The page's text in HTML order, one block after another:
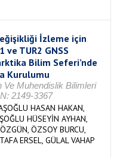
İzleme için
ve TUR2 GNSS
Bilim Seferi’nde
Kurulumu
Muhendislik Bilimleri
2149-3367
HASAN HAKAN,
HÜSEYİN AYHAN,
ÖZSOY BURCU,
ERSEL, GÜLAL VAHAP